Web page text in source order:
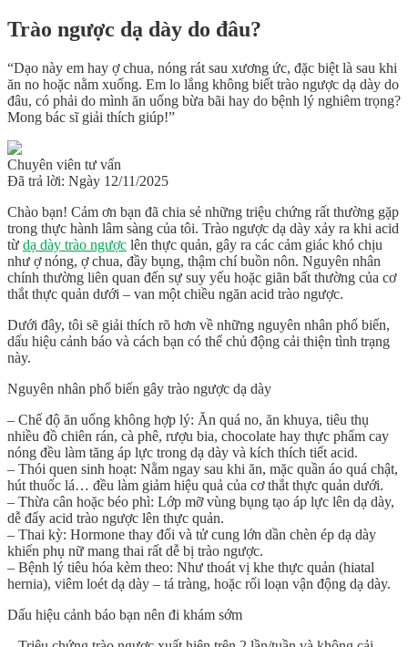
Trào ngược dạ dày do đâu?
“Dạo này em hay ợ chua, nóng rát sau xương ức, đặc biệt là sau khi
ăn no hoặc nằm xuống. Em lo lắng không biết trào ngược dạ dày do
đâu, có phải do mình ăn uống bừa bãi hay do bệnh lý nghiêm trọng?
Mong bác sĩ giải thích giúp!”
Chuyên viên tư vấn
Đã trả lời: Ngày 12/11/2025
Chào bạn! Cảm ơn bạn đã chia sẻ những triệu chứng rất thường gặp
trong thực hành lâm sàng của tôi. Trào ngược dạ dày xảy ra khi acid
từ dạ dày trào ngược lên thực quản, gây ra các cảm giác khó chịu
như ợ nóng, ợ chua, đầy bụng, thậm chí buồn nôn. Nguyên nhân
chính thường liên quan đến sự suy yếu hoặc giãn bất thường của cơ
thắt thực quản dưới – van một chiều ngăn acid trào ngược.
Dưới đây, tôi sẽ giải thích rõ hơn về những nguyên nhân phổ biến,
dấu hiệu cảnh báo và cách bạn có thể chủ động cải thiện tình trạng
này.
Nguyên nhân phổ biến gây trào ngược dạ dày
– Chế độ ăn uống không hợp lý: Ăn quá no, ăn khuya, tiêu thụ
nhiều đồ chiên rán, cà phê, rượu bia, chocolate hay thực phẩm cay
nóng đều làm tăng áp lực trong dạ dày và kích thích tiết acid.
– Thói quen sinh hoạt: Nằm ngay sau khi ăn, mặc quần áo quá chật,
hút thuốc lá… đều làm giảm hiệu quả của cơ thắt thực quản dưới.
– Thừa cân hoặc béo phì: Lớp mỡ vùng bụng tạo áp lực lên dạ dày,
dễ đẩy acid trào ngược lên thực quản.
– Thai kỳ: Hormone thay đổi và tử cung lớn dần chèn ép dạ dày
khiến phụ nữ mang thai rất dễ bị trào ngược.
– Bệnh lý tiêu hóa kèm theo: Như thoát vị khe thực quản (hiatal
hernia), viêm loét dạ dày – tá tràng, hoặc rối loạn vận động dạ dày.
Dấu hiệu cảnh báo bạn nên đi khám sớm